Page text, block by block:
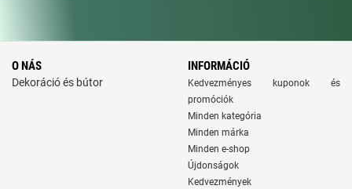
O NÁS
Dekoráció és bútor
INFORMÁCIÓ
Kedvezményes kuponok és
promóciók
Minden kategória
Minden márka
Minden e-shop
Újdonságok
Kedvezmények